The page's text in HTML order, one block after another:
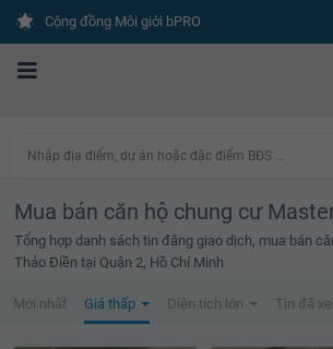
Cộng đồng Môi giới bPRO
Nhập địa điểm, dự án hoặc đặc điểm BĐS ...
Mua bán căn hộ chung cư
Tổng hợp danh sách tin đăng giao dịch, mua bán
Thảo Điền tại Quận 2, Hồ Chí Minh
Mới nhất Giá thấp Diện tích lớn Tin đã